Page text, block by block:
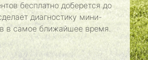
бесплатно доберется до
диагностику мини-
в самое ближайшее время.